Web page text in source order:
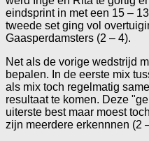
eindsprint in met een 15 –
tweede set ging vol
Gaasperdamsters (2 – 4).
Net als de vorige wedstrijd
bepalen. In de eerste mix
als mix toch regelmatig
resultaat te komen. Deze
uiterste best maar moest
zijn meerdere erkennnen (2